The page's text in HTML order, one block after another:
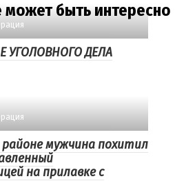
быть интересно
УГОЛОВНОГО ДЕЛА
мужчина похитил
на прилавке с